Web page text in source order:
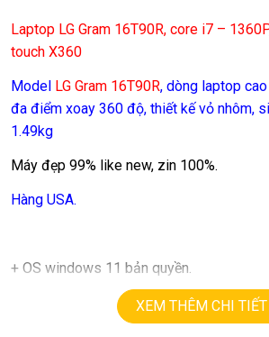
Laptop LG Gram 16T90R, core i7 –
touch X360
Model LG Gram 16T90R, dòng laptop
đa điểm xoay 360 độ, thiết kế vỏ nhôm,
1.49kg
Máy đẹp 99% like new, zin 100%.
Hàng USA.
+ OS windows 11 bản quyền.
13th 1360P turbo lên5.0G
XEM THÊM CHI TIẾT